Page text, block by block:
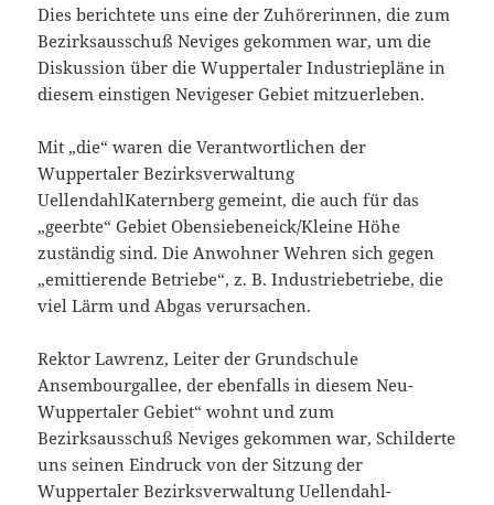
Dies berichtete uns eine der Zuhörerinnen, die zum
Bezirksausschuß Neviges gekommenwar, um die
Diskussion über die Wuppertaler Industriepläne in
diesem einstigen Nevigeser Gebiet mitzuerleben.
Mit „die“ waren die Verantwortlichen der
Wuppertaler Bezirksverwaltung
UellendahlKaternberg gemeint, die auch für das
„geerbte“ Gebiet Obensiebeneick/Kleine Höhe
zuständig sind. Die Anwohner Wehren sich gegen
„emittierende Betriebe“, z. B. Industriebetriebe, die
viel Lärm und Abgas verursachen.
Rektor Lawrenz, Leiter derGrundschule
Ansembourgallee, der ebenfalls in diesem Neu-
Wuppertaler Gebiet“ wohnt und zum
Bezirksausschuß Neviges gekommen war, Schilderte
uns seinen Eindruck von der Sitzung der
Wuppertaler Bezirksverwaltung Uellendahl-